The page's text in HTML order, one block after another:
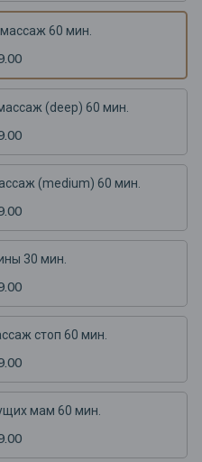
60 мин.
(deep) 60 мин.
(medium) 60 мин.
30 мин.
стоп 60 мин.
мам 60 мин.